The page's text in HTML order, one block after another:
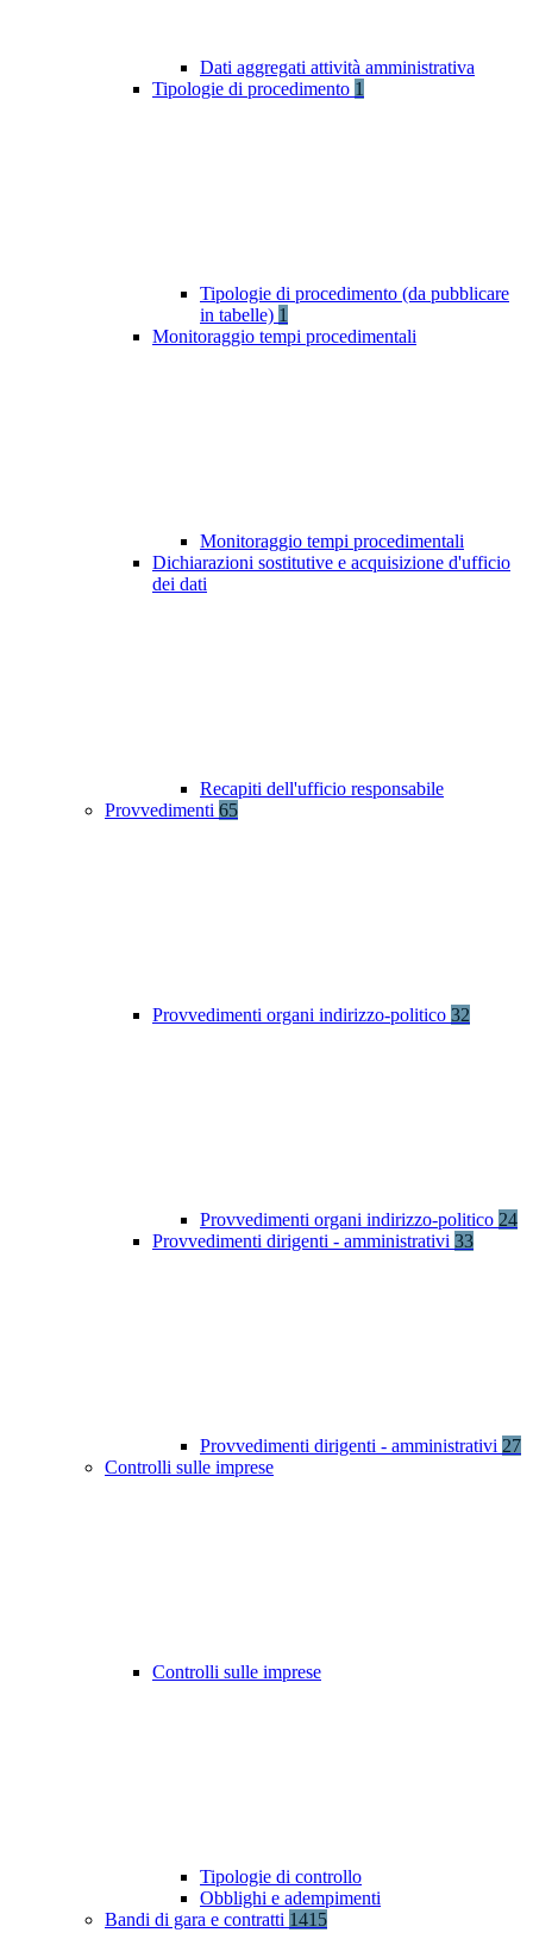
Dati aggregati attività amministrativa
Tipologie di procedimento 1
Tipologie di procedimento (da pubblicare
in tabelle) 1
Monitoraggio tempi procedimentali
Monitoraggio tempi procedimentali
Dichiarazioni sostitutive e acquisizione d'ufficio
dei dati
Recapiti dell'ufficio responsabile
Provvedimenti 65
Provvedimenti organi indirizzo-politico 32
Provvedimenti organi indirizzo-politico 24
Provvedimenti dirigenti - amministrativi 33
Provvedimenti dirigenti - amministrativi 27
Controlli sulle imprese
Controlli sulle imprese
Tipologie di controllo
Obblighi e adempimenti
Bandi di gara e contratti 1415